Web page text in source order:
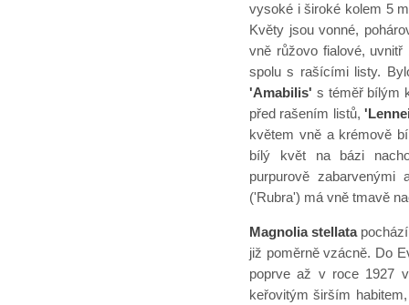
vysoké i široké kolem 5
Květy jsou vonné,
vně růžovo fialové,
spolu s rašícími listy.
'Amabilis' s téměř bílým
před rašením listů,
květem vně a krémově
bílý květ na bázi
purpurově
('Rubra') má vně tmavě
Magnolia stellatapochází
již poměrně vzácně. Do
poprve až v roce 1927
keřovitým širším